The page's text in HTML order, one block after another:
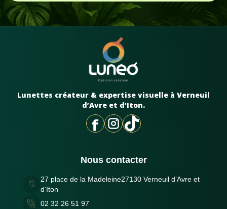
Lunettes créateur & expertise visuelle à Verneuil
d’Avre et d’Iton.
Nous contacter
27 place de la Madeleine27130 Verneuil d’Avre et
d’Iton
02 32 26 51 97